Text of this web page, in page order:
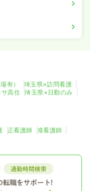
有）
埼玉県×訪問看護
高住 埼玉県×日勤のみ
正看護師
准看護師